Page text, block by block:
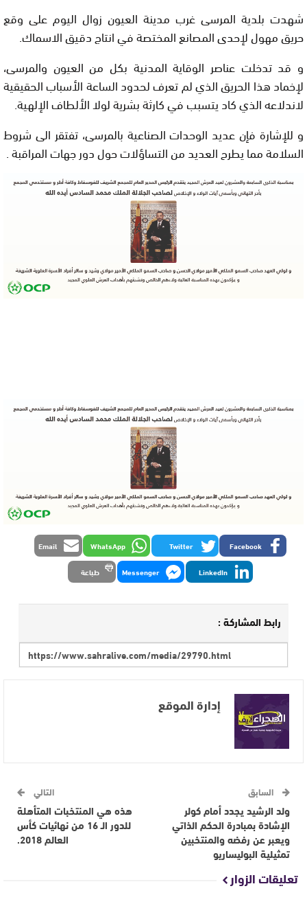
شهدت بلدية المرسى غرب مدينة العيون زوال اليوم على وقع
حريق مهول لإحدى المصانع المختصة في انتاج دقيق الاسماك.
و قد تدخلت عناصر الوقاية المدنية بكل من العيون والمرسى،
لإخماد هذا الحريق الذي لم تعرف لحدود الساعة الأسباب الحقيقية
لاندلاعه الذي كاد يتسبب في كارثة بشرية لولا الألطاف الإلهية.
و للإشارة فإن عديد الوحدات الصناعية بالمرسى، تفتقر الى شروط
السلامة مما يطرح العديد من التساؤلات حول دور جهات المراقبة .
Facebook
Twitter
WhatsApp
Email
LinkedIn
Messenger طباعة
رابط المشاركة :
إدارة الموقع
السابق
ولد الرشيد يجدد أمام كولر
الإشادة بمبادرة الحكم الذاتي
ويعبر عن رفضه والمنتخبين
تمثيلية البوليساريو
التالي
هذه هي المنتخبات المتأهلة
للدور الـ 16 من نهائيات كأس
العالم 2018.
تعليقات الزوار